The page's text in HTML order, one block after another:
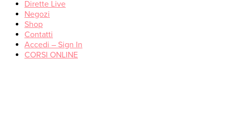
Dirette Live
Negozi
Shop
Contatti
Accedi – Sign In
CORSI ONLINE